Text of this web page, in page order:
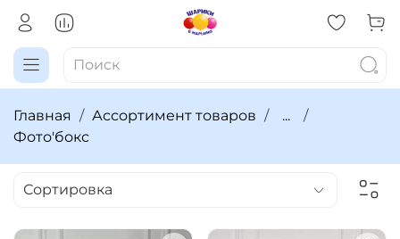
Главная Ассортимент товаров
...
Фото'бокс